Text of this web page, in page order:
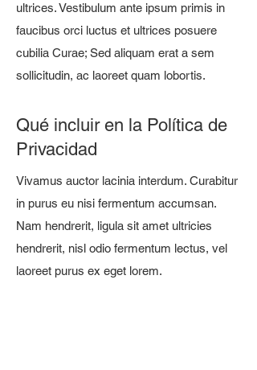
ultrices. Vestibulum ante ipsum primis in
faucibus orci luctus et ultrices posuere
cubilia Curae; Sed aliquam erat a sem
sollicitudin, ac laoreet quam lobortis.
Qué incluir en la Política de
Privacidad
Vivamus auctor lacinia interdum. Curabitur
in purus eu nisi fermentum accumsan.
Nam hendrerit, ligula sit amet ultricies
hendrerit, nisl odio fermentum lectus, vel
laoreet purus ex eget lorem.